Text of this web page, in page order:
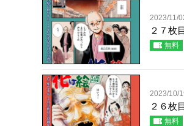
2023/11/
２７枚
無料
2023/10/
２６枚
無料